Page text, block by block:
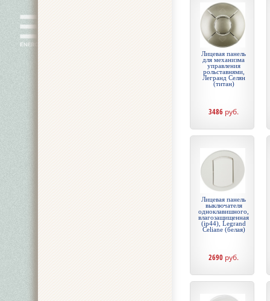
Лицевая панель
для механизма
управления
рольставнями,
Легранд Селян
(титан)
3486 руб.
Лицевая панель
выключателя
одноклавишного,
влагозащищенная
(ip44), Legrand
Celiane (белая)
2690 руб.